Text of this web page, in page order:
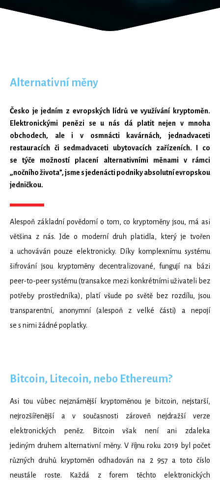
Alternativní měny
Česko je jedním z evropských lídrů ve využívání kryptoměn.
Elektronickými penězi se u nás dá platit nejen v mnoha
obchodech, ale i v osmnácti kavárnách, jednadvaceti
restauracích či sedmadvaceti ubytovacích zařízeních. I co
se týče možností placení alternativními měnami v rámci
„nočního života”, jsme s jedenácti podniky absolutní evropskou
jedničkou.
Alespoň základní povědomí o tom, co kryptoměny jsou, má asi
většina z nás. Jde o moderní druh platidla, který je tvořen
a uchováván pouze elektronicky. Díky komplexnímu systému
šifrování jsou kryptoměny decentralizované, fungují na bázi
peer-to-peer systému (transakce mezi konkrétními uživateli bez
potřeby prostředníka), platí všude po světě bez rozdílu, jsou
transparentní, anonymní (alespoň z velké části) a nepojí
se s nimi žádné poplatky.
Bitcoin, Litecoin, nebo Ethereum?
Asi tou vůbec nejznámější kryptoměnou je bitcoin, nejstarší,
nejrozšířenější a v současnosti zároveň nejdražší verze
elektronických peněz. Bitcoin však není ani zdaleka
jediným druhem alternativní měny. V říjnu roku 2019 byl počet
různých druhů kryptoměn odhadován na 2 957 a toto číslo
neustále roste. Každá z forem těchto elektronických